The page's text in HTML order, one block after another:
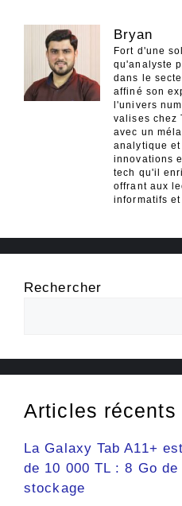
Bryan
Fort d'une
qu'analyste
dans le
affiné son
l'univers
valises chez
avec un
analytique
innovations
tech qu'il
offrant aux
informatifs
Rechercher
Articles récents
La Galaxy Tab A11+
de 10 000 TL : 8 Go
stockage